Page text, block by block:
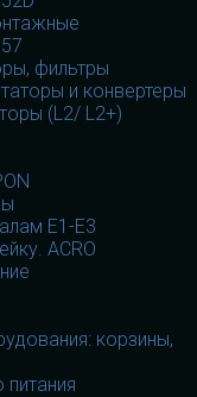
фильтры
и конвертеры
(L2/ L2+)
E1-E3
ACRO
корзины,